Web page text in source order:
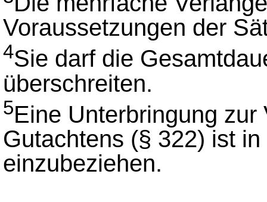
Voraussetzungen der
4Sie darf die
überschreiten.
5Eine Unterbringung zur
Gutachtens (§ 322) ist
einzubeziehen.